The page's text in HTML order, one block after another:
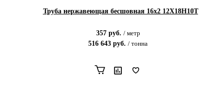
Труба нержавеющая бесшовная 16х2 12Х18Н10Т
357руб. / метр
516 643 руб. / тонна